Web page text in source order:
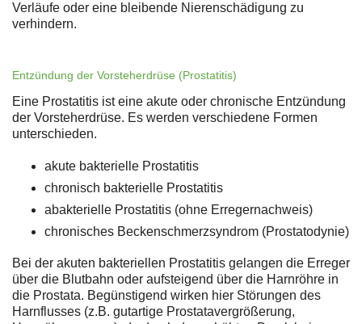
Verläufe oder eine bleibende Nierenschädigung zu
verhindern.
Entzündung der Vorsteherdrüse (Prostatitis)
Eine Prostatitis ist eine akute oder chronische Entzündung
der Vorsteherdrüse. Es werden verschiedene Formen
unterschieden.
akute bakterielle Prostatitis
chronisch bakterielle Prostatitis
abakterielle Prostatitis (ohne Erregernachweis)
chronisches Beckenschmerzsyndrom (Prostatodynie)
Bei der akuten bakteriellen Prostatitis gelangen die Erreger
über die Blutbahn oder aufsteigend über die Harnröhre in
die Prostata. Begünstigend wirken hier Störungen des
Harnflusses (z.B. gutartige Prostatavergrößerung,